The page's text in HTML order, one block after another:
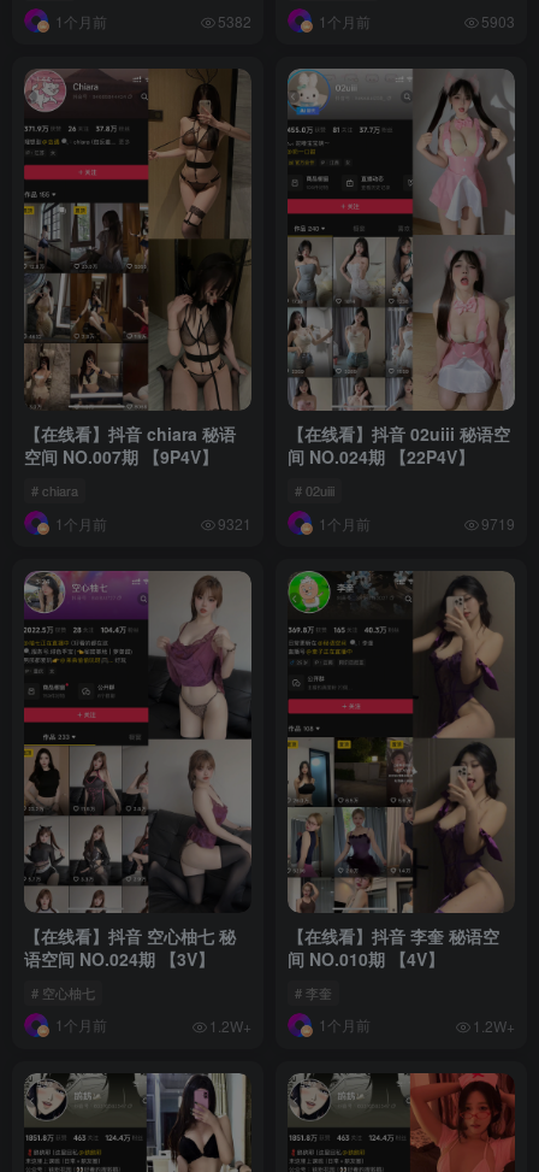
1个月前 5382 1个月前 5903
【在线看】抖音 chiara 秘语
空间 NO.007期 【9P4V】
# chiara
1个月前 9321
【在线看】抖音 02uiii 秘语空
间 NO.024期 【22P4V】
# 02uiii
1个月前 9719
【在线看】抖音 空心柚七 秘
语空间 NO.024期 【3V】
# 空心柚七
1个月前 1.2W+
【在线看】抖音 李奎 秘语空
间 NO.010期 【4V】
# 李奎
1个月前 1.2W+